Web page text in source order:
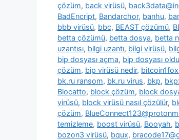
çözüm, back virüsü,
BadEncript, Bandarchor, banhu,
bbb virüsü, bbc, BEAST çözümü,
betta çözümü, betta dosya, betta
uzantısı, bilgi uzantı, bilgi virüsü,
bip dosyası açma, bip dosyası oldu
çözüm, bip virüsü nedir,
bk.ru ransom, bk.ru virus, bkp,
Blocatto, block çözüm, block
virüsü, block virüsü nasıl çözülür,
çözüm,
temizleme, boost virüsü, Booyah,
bozon3 virüsü, bqux,